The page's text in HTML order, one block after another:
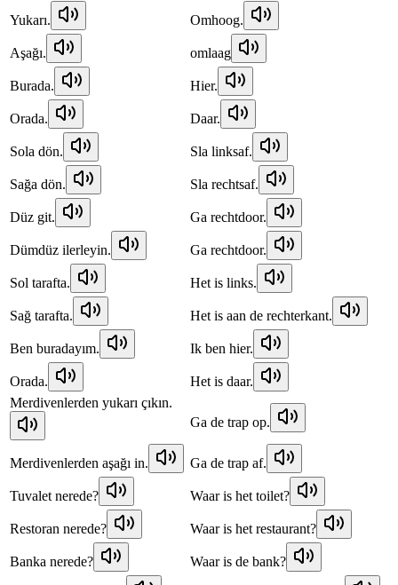
Yukarı. Omhoog.
Aşağı. omlaag
Burada. Hier.
Orada. Daar.
Sola dön. Sla linksaf.
Sağa dön. Sla rechtsaf.
Düz git. Ga rechtdoor.
Dümdüz ilerleyin. Ga rechtdoor.
Sol tarafta. Het is links.
Sağ tarafta. Het is aan de rechterkant.
Ben buradayım. Ik ben hier.
Orada.
Het is daar.
Merdivenlerden yukarı çıkın.
Ga de trap op.
Merdivenlerden aşağı in. Ga de trap af.
Tuvalet nerede? Waar is het toilet?
Restoran nerede? Waar is het restaurant?
Banka nerede? Waar is de bank?